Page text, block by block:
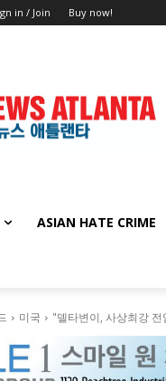
in / Join Buy now!
ASIAN HATE CRIME
미국 "델타변이, 사상최강